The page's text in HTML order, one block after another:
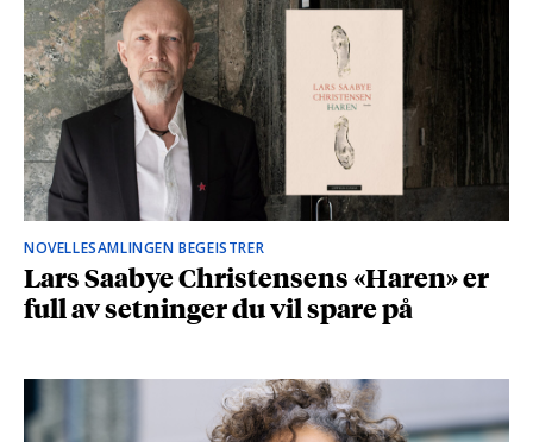
NOVELLESAMLINGEN BEGEISTRER
Lars Saabye Christensens «Haren» er
full av setninger du vil spare på